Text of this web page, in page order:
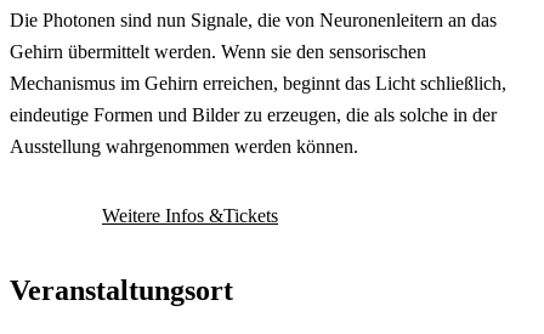
Die Photonen sind nun Signale, die von Neuronenleitern an das
Gehirn übermittelt werden. Wenn sie den sensorischen
Mechanismus im Gehirn erreichen, beginnt das Licht schließlich,
eindeutige Formen und Bilder zu erzeugen, die als solche in der
Ausstellung wahrgenommen werden können.
Weitere Infos &Tickets
Veranstaltungsort